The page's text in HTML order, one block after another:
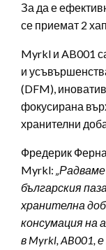
За да е
се приемат 2
Myrkl и AB001
и
(DFM),
фокусирана
хранителни
Фредерик
Myrkl: „Радваме
българския
хранителна
консумация на
в Myrkl,AB001,е